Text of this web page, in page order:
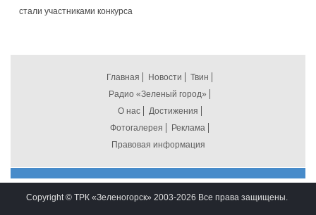
стали участниками конкурса
Главная Новости
Твин
Радио «Зеленый город»
О нас
Достижения
Фотогалерея
Реклама
Правовая информация
Copyright © ТРК «Зеленогорск» 2003-2026 Все права защищены.